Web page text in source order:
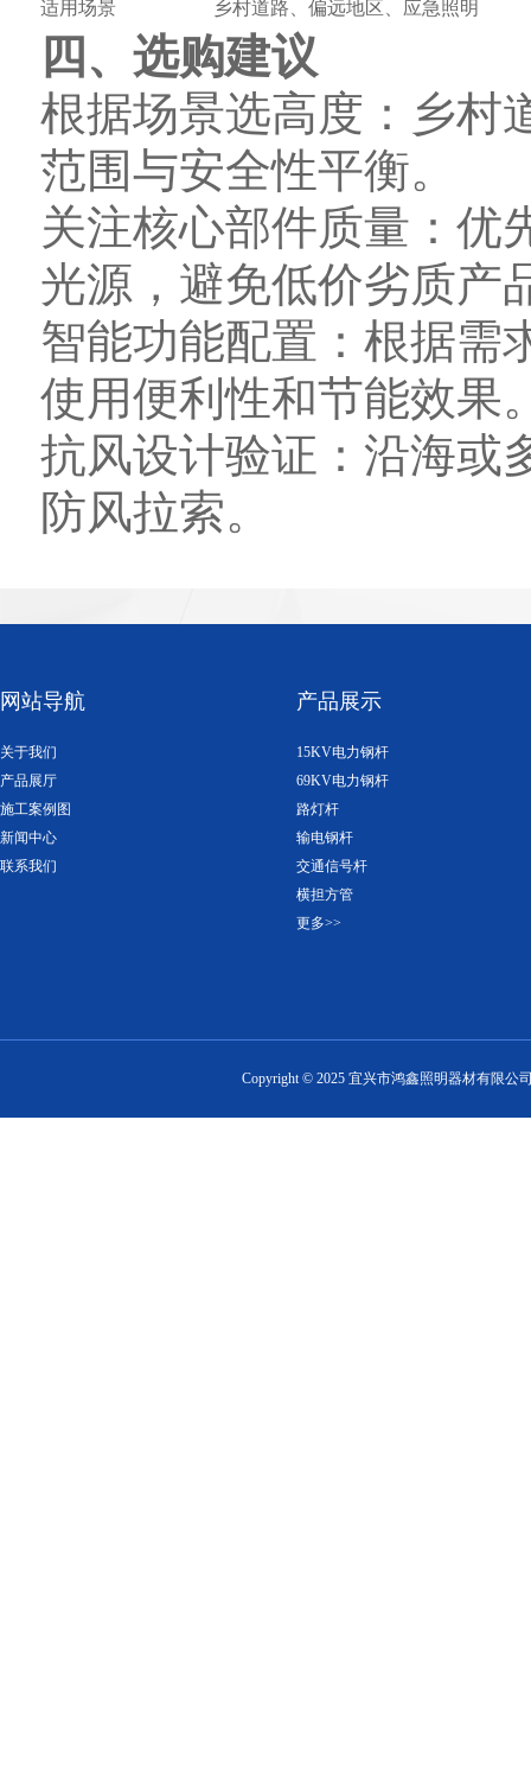
适用场景 乡村道路、偏远地区、应急照明
四、选购建议
根据场景选高度：乡村
范围与安全性平衡。
关注核心部件质量：优
光源，避免低价劣质产
智能功能配置：根据需
使用便利性和节能效果
抗风设计验证：沿海或
防风拉索。
网站导航
关于我们
产品展厅
施工案例图
新闻中心
联系我们
产品展示
15KV电力钢杆
69KV电力钢杆
路灯杆
输电钢杆
交通信号杆
横担方管
更多>>
Copyright © 2025 宜兴市鸿鑫照明器材有限公